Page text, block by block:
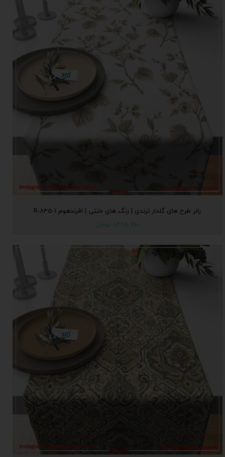
رانر طرح های گلدار ترندی | رنگ های خنثی | افرندهوم R-835-1
۱,۴۶۵,۹۹۰ تومان